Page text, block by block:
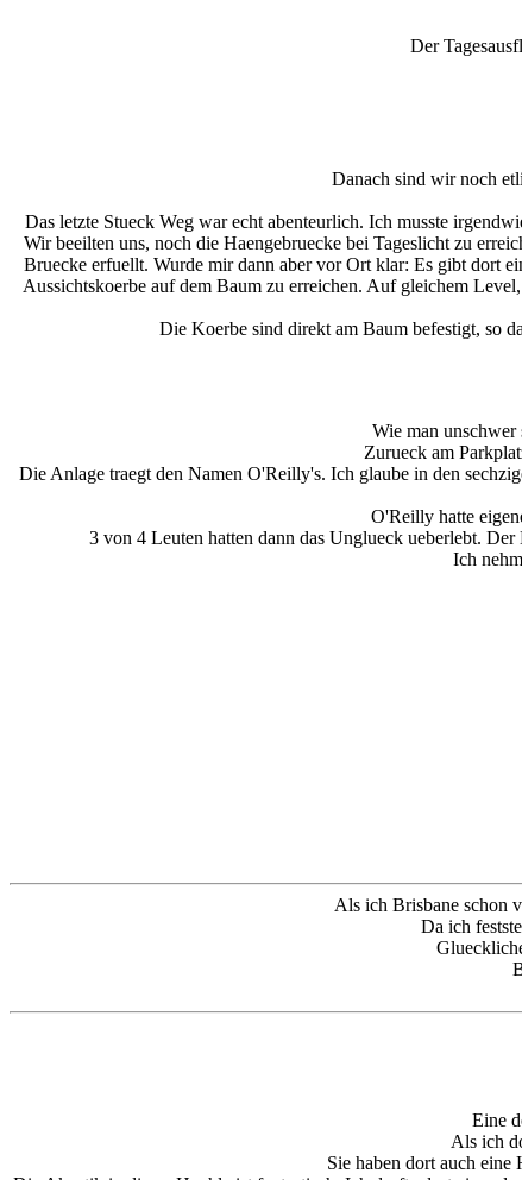
Der
Danach sind wir noch
Das letzte Stueck Weg war echt abenteurlich. Ich musste
Wir beeilten uns, noch die Haengebruecke bei Tageslicht zu
Bruecke erfuellt. Wurde mir dann aber vor Ort klar: Es gibt dort
Aussichtskoerbe auf dem Baum zu erreichen. Auf gleichem
Die Koerbe sind direkt am Baum befestigt, so
Wie man unschwer
Zurueck am
Die Anlage traegt den Namen O'Reilly's. Ich glaube in den
O'Reilly hatte
3 von 4 Leuten hatten dann das Unglueck ueberlebt.
Ich
Als ich Brisbane schon
Da ich
Eine
Als ich
Sie haben dort auch